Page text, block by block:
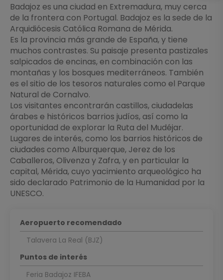
Badajoz es una ciudad en Extremadura, muy cerca
de la frontera con Portugal. Badajoz es la sede de la
Arquidiócesis Católica Romana de Mérida.
Es la provincia más grande de España, y tiene
muchos contrastes. Su paisaje presenta pastizales
salpicados de encinas, en combinación con las
montañas y los bosques mediterráneos. También
es el sitio de los tesoros naturales como el Parque
Natural de Cornalvo.
Los visitantes encontrarán castillos, ciudadelas
árabes e históricos barrios judíos, así como la
oportunidad de explorar la Ruta del Mudéjar.
Lugares de interés, como los barrios históricos de
ciudades como Alburquerque, Jerez de los
Caballeros, Olivenza y Zafra, y en particular la
capital, Mérida, cuyo yacimiento arqueológico ha
sido declarado Patrimonio de la Humanidad por la
Aeropuerto recomendado
Talavera La Real (BJZ)
Puntos de interés
Feria Badajoz IFEBA